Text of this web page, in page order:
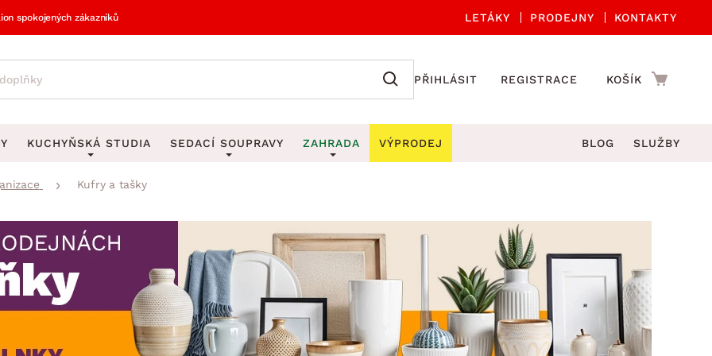
spokojených zákazníků LETÁKY PRODEJNY KONTAKTY
PŘIHLÁSIT REGISTRACE KOŠÍK
DEKORACE
Obrazy
Zrcadla
Zobrazit vše
Věšáky na klíče
Stojany na deštníky
Stojany na noviny
Stojany na oblečení
Zobrazit vše
Kuchyňské příslušenství
Kuchyňské doplňky
Koupelnové doplňky
Zahradní doplňky
Zobrazit vše
KUCHYŇSKÁ STUDIA SEDACÍ SOUPRAVY
Rohové sedací soupravy
Sedací soupravy 3-2-1
Sedací soupravy na míru
ZAHRADA
Zahradní židle a křesla
Zahradní lavice
Zahradní stoly
Zahradní houpačky
Zahradní lehátka
VÝPRODEJ BLOG SLUŽBY
Kufry a tašky